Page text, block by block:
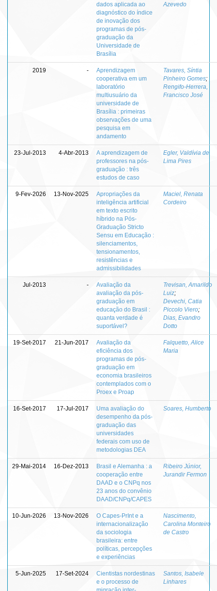
dados aplicada ao
diagnóstico do índice
de inovação dos
programas de pós-
graduação da
Universidade de
Brasília
Azevedo
2019 -
Aprendizagem
cooperativa em um
laboratório
multiusuário da
universidade de
Brasília : primeiras
observações de uma
pesquisa em
andamento
Tavares, Síntia
Pinheiro Gomes;
Rengifo-Herrera,
Francisco José
23-Jul-2013 4-Abr-2013
A aprendizagem de
professores na pós-
graduação : três
estudos de caso
Egler, Valdívia de
Lima Pires
9-Fev-2026 13-Nov-2025
Apropriações da
inteligência artificial
em texto escrito
híbrido na Pós-
Graduação Stricto
Sensu em Educação :
silenciamentos,
tensionamentos,
resistências e
admissibilidades
Maciel, Renata
Cordeiro
Jul-2013 -
Avaliação da
avaliação da pós-
graduação em
educação do Brasil :
quanta verdade é
suportável?
Trevisan, Amarildo
Luiz;
Devechi, Catia
Piccolo Viero;
Dias, Evandro
Dotto
19-Set-2017 21-Jun-2017
Avaliação da
eficiência dos
programas de pós-
graduação em
economia brasileiros
contemplados com o
Proex e Proap
Falquetto, Alice
Maria
16-Set-2017 17-Jul-2017
Uma avaliação do
desempenho da pós-
graduação das
universidades
federais com uso de
metodologias DEA
Soares, Humberto
29-Mai-2014 16-Dez-2013
Brasil e Alemanha : a
cooperação entre
DAAD e o CNPq nos
23 anos do convênio
DAAD/CNPq/CAPES
Ribeiro Júnior,
Jurandir Fermon
10-Jun-2026 13-Nov-2026
O Capes-PrInt e a
internacionalização
da sociologia
brasileira: entre
políticas, percepções
e experiências
Nascimento,
Carolina Monteiro
de Castro
5-Jun-2025 17-Set-2024
Cientistas nordestinas
e o processo de
Santos, Isabele
Linhares